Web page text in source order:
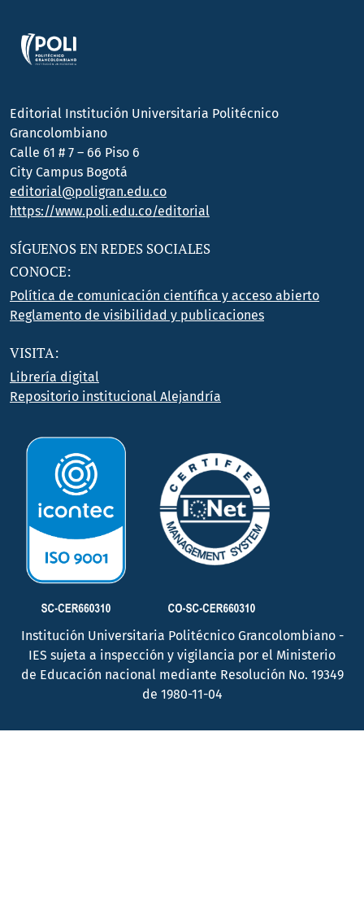
Editorial Institución Universitaria Politécnico
Grancolombiano
Calle 61 # 7 – 66 Piso 6
City Campus Bogotá
editorial@poligran.edu.co
https://www.poli.edu.co/editorial
SÍGUENOS EN REDES SOCIALES
CONOCE:
Política de comunicación científica y acceso abierto
Reglamento de visibilidad y publicaciones
VISITA:
Librería digital
Repositorio institucional Alejandría
Institución Universitaria Politécnico Grancolombiano -
IES sujeta a inspección y vigilancia por el Ministerio
de Educación nacional mediante Resolución No. 19349
de 1980-11-04